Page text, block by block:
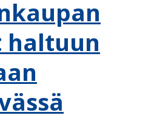
haltuun